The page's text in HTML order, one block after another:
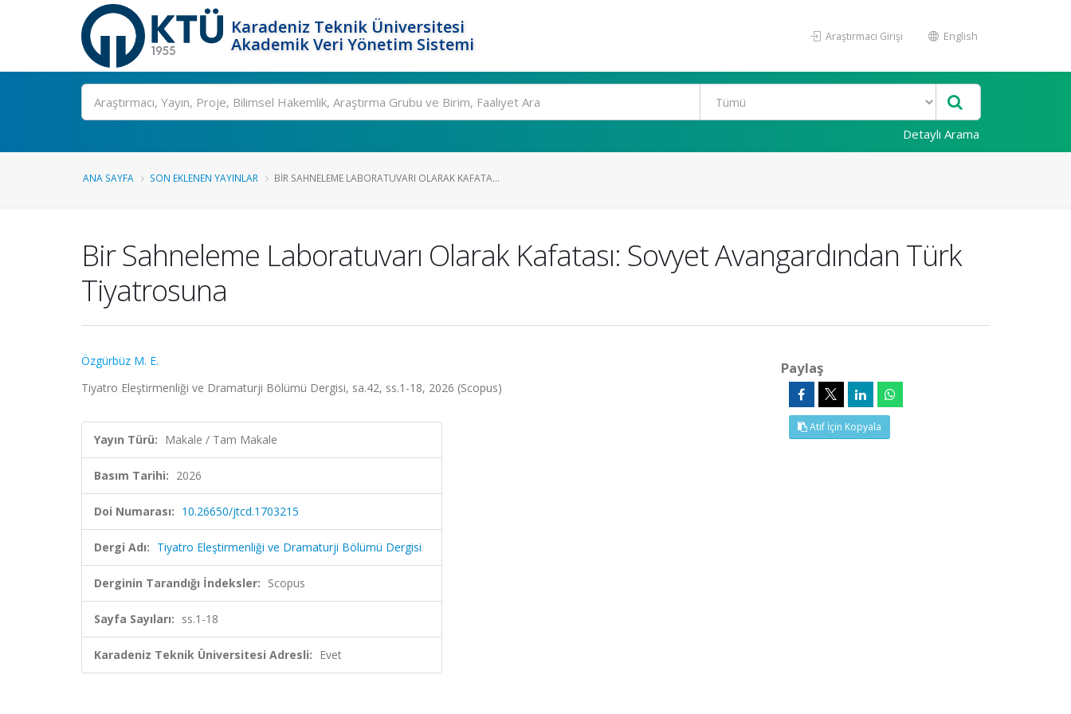
Karadeniz Teknik Üniversitesi
Akademik Veri Yönetim Sistemi
Araştırmacı Girişi English
Ara
Detaylı Arama
ANA SAYFA SON EKLENEN YAYINLAR BIR SAHNELEME LABORATUVARI OLARAK KAFATA...
Bir Sahneleme Laboratuvarı Olarak Kafatası: Sovyet Avangardından Türk
Tiyatrosuna
Özgürbüz M. E.
Tiyatro Eleştirmenliği ve Dramaturji Bölümü Dergisi, sa.42, ss.1-18, 2026 (Scopus)
Yayın Türü: Makale / Tam Makale
Basım Tarihi: 2026
Doi Numarası: 10.26650/jtcd.1703215
Dergi Adı: Tiyatro Eleştirmenliği ve Dramaturji Bölümü Dergisi
Derginin Tarandığı İndeksler: Scopus
Sayfa Sayıları: ss.1-18
Karadeniz Teknik Üniversitesi Adresli: Evet
Paylaş
Atıf İçin Kopyala